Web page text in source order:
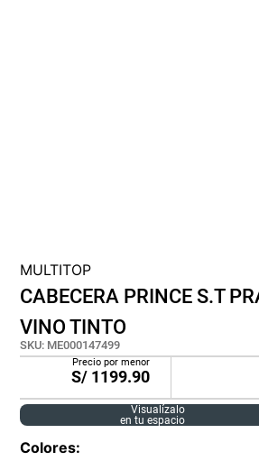
MULTITOP
CABECERA PRINCE S.T
VINO TINTO
SKU: ME000147499
Precio por menor
S/ 1199.90
Visualízalo
en tu espacio
Colores